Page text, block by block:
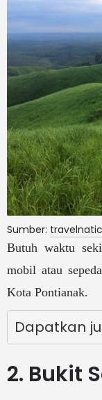
Sumber:
Butuh waktu
mobil atau
Kota Pontianak.
Dapatkan
2. Bukit